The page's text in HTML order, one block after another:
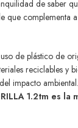
de saber
que complementa
de plástico de
reciclables y
impacto ambiental.
1.2tm